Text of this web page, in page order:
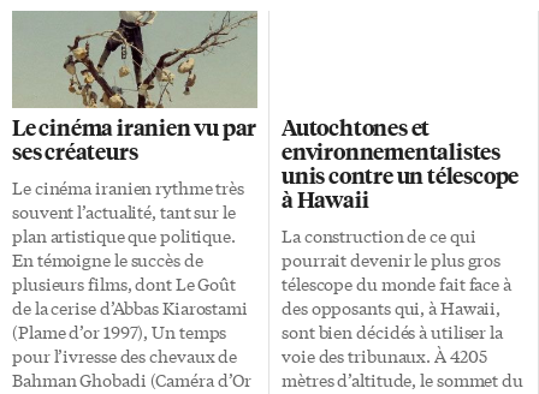
magnifiques peintures et
dessins de ce peintre canadien,
originaire de Toronto et décédé
en 2013, qui seront mis en
lumière au cours de l’été, dans
une expositions qui lui sera
consacrée. «Nous consacrerons
l’été 2015 à un grand artiste
canadien: Alex Colville. Cette
grande rétrospective organisée
par le Musée des beaux-arts de
l’Ontario a […]
annonce ses fiançailles avec un
catholique mais, surprise, il est
noir. Le film de Philippe de
Chauveron, à prendre au
second degré, joue avec les
clichés sur la religion. Entre
comique de situation et […]
Le cinéma iranien vu par
ses créateurs
Le cinéma iranien rythme très
souvent l’actualité, tant sur le
plan artistique que politique.
En témoigne le succès de
plusieurs films, dont Le Goût
de la cerise d’Abbas Kiarostami
(Plame d’or 1997), Un temps
pour l’ivresse des chevaux de
Bahman Ghobadi (Caméra d’Or
Autochtones et
environnementalistes
unis contre un télescope
à Hawaii
La construction de ce qui
pourrait devenir le plus gros
télescope du monde fait face à
des opposants qui, à Hawaii,
sont bien décidés à utiliser la
voie des tribunaux. À 4205
mètres d’altitude, le sommet du